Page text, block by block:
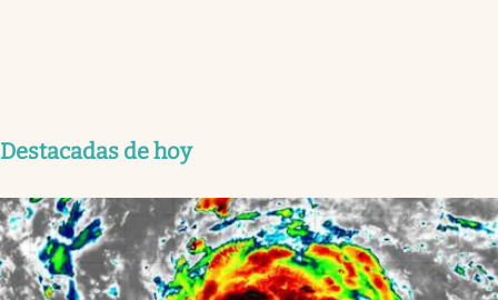
Destacadas de hoy